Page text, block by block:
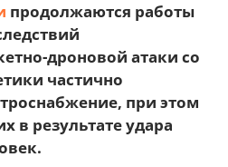
продолжаются работы
дроновой атаки со
частично
при этом
в результате удара